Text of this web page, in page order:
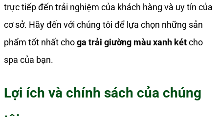
trực tiếp đến trải nghiệm của khách hàng và uy tín của
cơ sở. Hãy đến với chúng tôi để lựa chọn những sản
phẩm tốt nhất choga trải giường màu xanh kétcho
spa của bạn.
Lợi ích và chính sách của chúng